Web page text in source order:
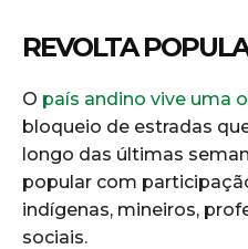
REVOLTA
O país andino vive uma
bloqueio de estradas
longo das últimas
popular com
indígenas, mineiros,
sociais.